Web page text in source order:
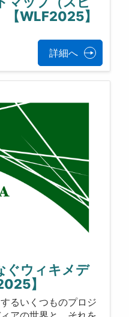
【WLF2025】
詳細へ
ぐウィキメデ
】
るいくつものプロジ